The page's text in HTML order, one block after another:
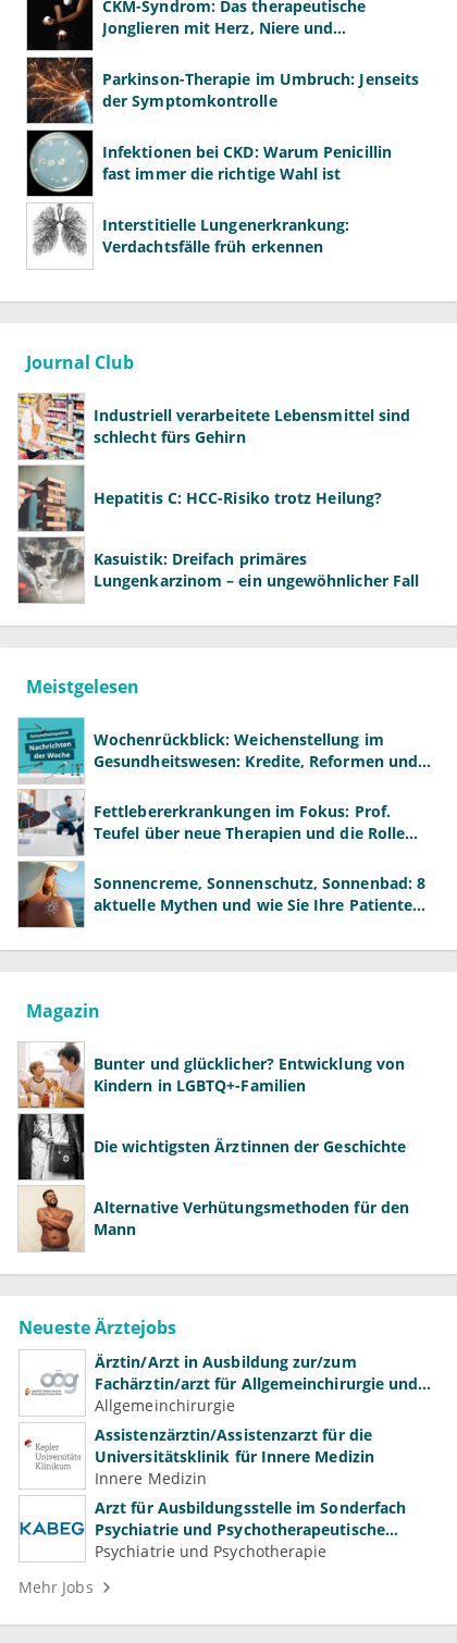
CKM-Syndrom: Das therapeutische
Jonglieren mit Herz, Niere und
Parkinson-Therapie im Umbruch: Jenseits
der Symptomkontrolle
Infektionen bei CKD: Warum Penicillin
fast immer die richtige Wahl ist
Interstitielle Lungenerkrankung:
Verdachtsfälle früh erkennen
Journal Club
Industriell verarbeitete Lebensmittel sind
schlecht fürs Gehirn
Hepatitis C: HCC-Risiko trotz Heilung?
Kasuistik: Dreifach primäres
Lungenkarzinom – ein ungewöhnlicher Fall
Meistgelesen
Wochenrückblick: Weichenstellung im
Gesundheitswesen: Kredite, Reformen und
Fettlebererkrankungen im Fokus: Prof.
Teufel über neue Therapien und die Rolle
Sonnencreme, Sonnenschutz, Sonnenbad: 8
aktuelle Mythen und wie Sie Ihre Patienten
Magazin
Bunter und glücklicher? Entwicklung von
Kindern in LGBTQ+-Familien
Die wichtigsten Ärztinnen der Geschichte
Alternative Verhütungsmethoden für den
Mann
Neueste Ärztejobs
Ärztin/Arzt in Ausbildung zur/zum
Fachärztin/arzt für Allgemeinchirurgie und
Gefäßchirurgie
Allgemeinchirurgie
Assistenzärztin/Assistenzarzt für die
Universitätsklinik für Innere Medizin
Innere Medizin
Arzt für Ausbildungsstelle im Sonderfach
Psychiatrie und Psychotherapeutische
Medizin (m/w/d)
Psychiatrie und Psychotherapie
Mehr Jobs